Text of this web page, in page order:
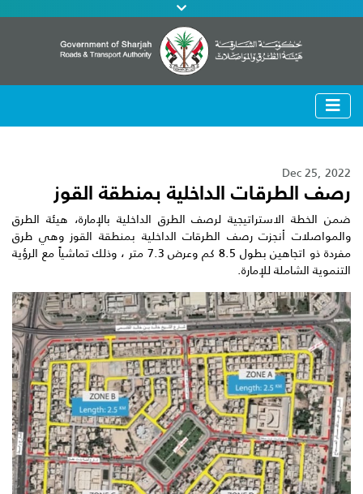
Dec 25, 2022
رصف الطرقات الداخلية بمنطقة القوز
ضمن الخطة الاستراتيجية لرصف الطرق الداخلية بالإمارة، هيئة الطرق
والمواصلات أنجزت رصف الطرقات الداخلية بمنطقة القوز وهي طرق
مفردة ذو اتجاهين بطول 8.5 كم وعرض 7.3 متر ، وذلك تماشياً مع الرؤية
التنموية الشاملة للإمارة.